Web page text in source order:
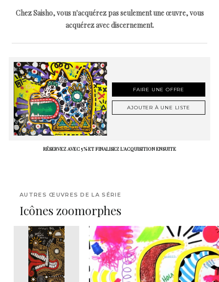
Chez Saisho, vous n'acquérez pas seulement une œuvre, vous
acquérez avec discernement.
FAIRE UNE OFFRE
AJOUTER À UNE LISTE
RÉSERVEZ AVEC 5 % ET FINALISEZ L'ACQUISITION ENSUITE
AUTRES ŒUVRES DE LA SÉRIE
Icônes zoomorphes